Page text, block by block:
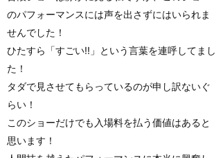
のパフォーマンスには声を出さずにはいられま
せんでした！
ひたすら「すごい!!」という言葉を連呼してまし
た！
タダで見させてもらっているのが申し訳ないぐ
らい！
このショーだけでも入場料を払う価値はあると
思います！